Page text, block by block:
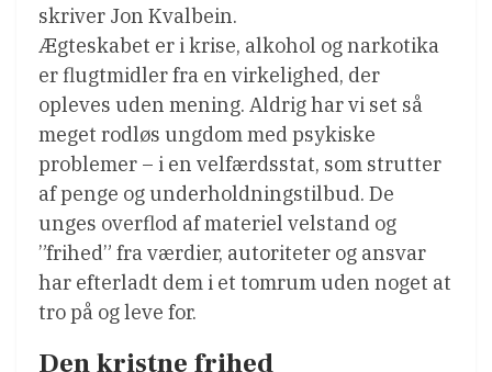
skriver Jon Kvalbein.
Ægteskabet er i krise, alkohol og narkotika
er flugtmidler fra en virkelighed, der
opleves uden mening. Aldrig har vi set så
meget rodløs ungdom med psykiske
problemer – i en velfærdsstat, som strutter
af penge og underholdningstilbud. De
unges overflod af materiel velstand og
”frihed” fra værdier, autoriteter og ansvar
har efterladt dem i et tomrum uden noget at
tro på og leve for.
Den kristne frihed